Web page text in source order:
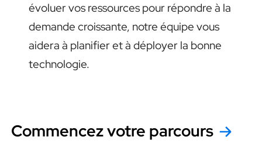
évoluer vos ressources pour répondre à la
demande croissante, notre équipe vous
aidera à planifier et à déployer la bonne
technologie.
Commencez votre parcours